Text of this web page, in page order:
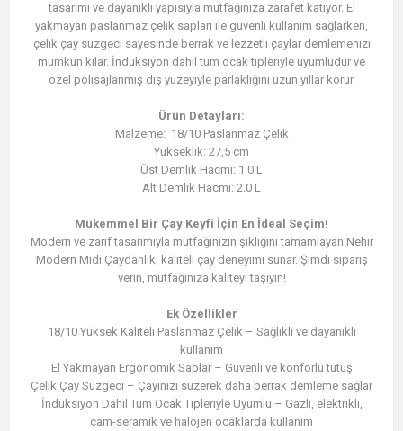
tasarımı ve dayanıklı yapısıyla mutfağınıza zarafet katıyor. El
yakmayan paslanmaz çelik sapları ile güvenli kullanım sağlarken,
çelik çay süzgeci sayesinde berrak ve lezzetli çaylar demlemenizi
mümkün kılar. İndüksiyon dahil tüm ocak tipleriyle uyumludur ve
özel polisajlanmış dış yüzeyiyle parlaklığını uzun yıllar korur.
Ürün Detayları:
Malzeme: 18/10 Paslanmaz Çelik
Yükseklik: 27,5 cm
Üst Demlik Hacmi: 1.0 L
Alt Demlik Hacmi: 2.0 L
Mükemmel Bir Çay Keyfi İçin En İdeal Seçim!
Modern ve zarif tasarımıyla mutfağınızın şıklığını tamamlayan Nehir
Modern Midi Çaydanlık, kaliteli çay deneyimi sunar. Şimdi sipariş
verin, mutfağınıza kaliteyi taşıyın!
Ek Özellikler
18/10 Yüksek Kaliteli Paslanmaz Çelik – Sağlıklı ve dayanıklı
kullanım
El Yakmayan Ergonomik Saplar – Güvenli ve konforlu tutuş
Çelik Çay Süzgeci – Çayınızı süzerek daha berrak demleme sağlar
İndüksiyon Dahil Tüm Ocak Tipleriyle Uyumlu – Gazlı, elektrikli,
cam-seramik ve halojen ocaklarda kullanım